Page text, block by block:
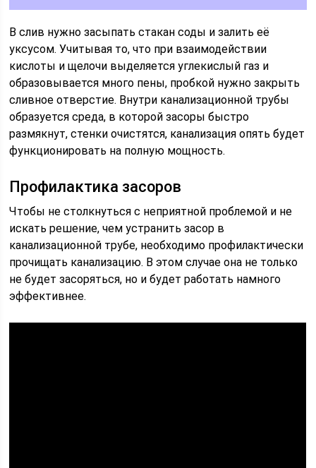
В слив нужно засыпать стакан соды и залить её
уксусом. Учитывая то, что при взаимодействии
кислоты и щелочи выделяется углекислый газ и
образовывается много пены, пробкой нужно закрыть
сливное отверстие. Внутри канализационной трубы
образуется среда, в которой засоры быстро
размякнут, стенки очистятся, канализация опять будет
функционировать на полную мощность.
Профилактика засоров
Чтобы не столкнуться с неприятной проблемой и не
искать решение, чем устранить засор в
канализационной трубе, необходимо профилактически
прочищать канализацию. В этом случае она не только
не будет засоряться, но и будет работать намного
эффективнее.